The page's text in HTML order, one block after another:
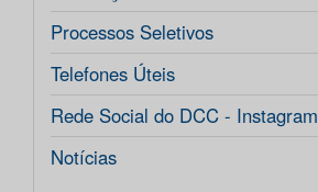
Processos Seletivos
Telefones Úteis
Rede Social do DCC - Instagram
Notícias